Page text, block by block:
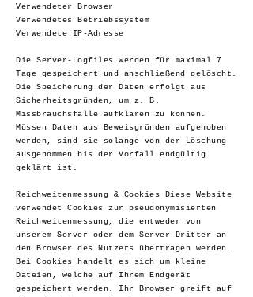
Verwendeter Browser
Verwendetes Betriebssystem
Verwendete IP-Adresse
Die Server-Logfiles werden für maximal 7
Tage gespeichert und anschließend gelöscht.
Die Speicherung der Daten erfolgt aus
Sicherheitsgründen, um z. B.
Missbrauchsfälle aufklären zu können.
Müssen Daten aus Beweisgründen aufgehoben
werden, sind sie solange von der Löschung
ausgenommen bis der Vorfall endgültig
geklärt ist.
Reichweitenmessung & Cookies Diese Website
verwendet Cookies zur pseudonymisierten
Reichweitenmessung, die entweder von
unserem Server oder dem Server Dritter an
den Browser des Nutzers übertragen werden.
Bei Cookies handelt es sich um kleine
Dateien, welche auf Ihrem Endgerät
gespeichert werden. Ihr Browser greift auf